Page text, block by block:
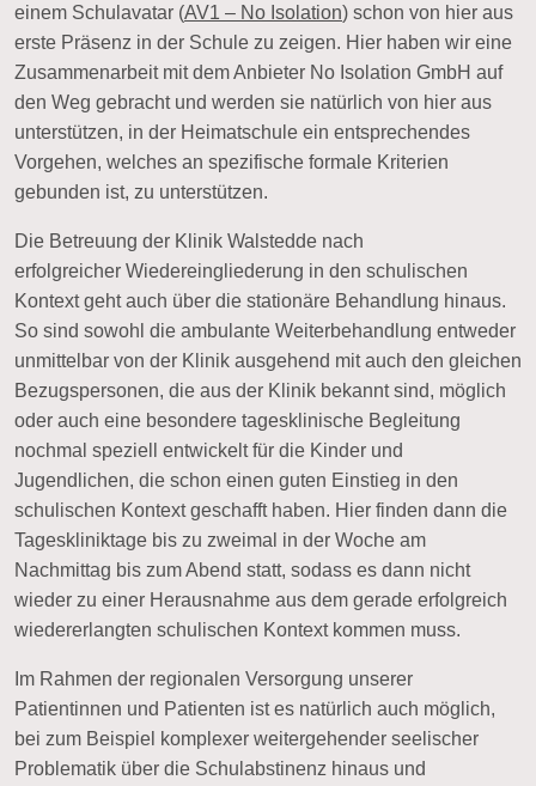
einem Schulavatar (AV1 – No Isolation) schon von hier aus
erste Präsenz in der Schule zu zeigen. Hier haben wir eine
Zusammenarbeit mit dem Anbieter No Isolation GmbH auf
den Weg gebracht und werden sie natürlich von hier aus
unterstützen, in der Heimatschule ein entsprechendes
Vorgehen, welches an spezifische formale Kriterien
gebunden ist, zu unterstützen.
Die Betreuung der Klinik Walstedde nach
erfolgreicher Wiedereingliederung in den schulischen
Kontext geht auch über die stationäre Behandlung hinaus.
So sind sowohl die ambulante Weiterbehandlung entweder
unmittelbar von der Klinik ausgehend mit auch den gleichen
Bezugspersonen, die aus der Klinik bekannt sind, möglich
oder auch eine besondere tagesklinische Begleitung
nochmal speziell entwickelt für die Kinder und
Jugendlichen, die schon einen guten Einstieg in den
schulischen Kontext geschafft haben. Hier finden dann die
Tageskliniktage bis zu zweimal in der Woche am
Nachmittag bis zum Abend statt, sodass es dann nicht
wieder zu einer Herausnahme aus dem gerade erfolgreich
wiedererlangten schulischen Kontext kommen muss.
Im Rahmen der regionalen Versorgung unserer
Patientinnen und Patienten ist es natürlich auch möglich,
bei zum Beispiel komplexer weitergehender seelischer
Problematik über die Schulabstinenz hinaus und